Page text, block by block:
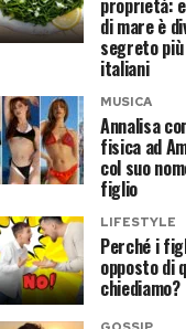
proprietà:
di mare è
segreto
italiani
MUSICA
Annalisa
fisica ad
col suo
figlio
LIFESTYLE
Perché i
opposto di
chiediamo?